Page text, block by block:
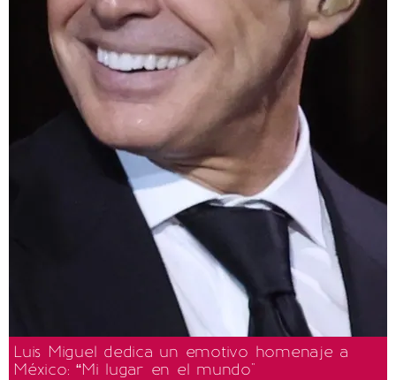
Luis Miguel dedica un emotivo homenaje a
México: “Mi lugar en el mundo"